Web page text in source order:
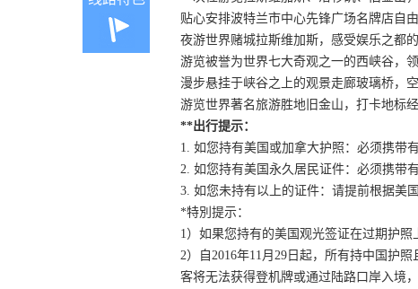
贴心安排波特兰市中心先锋广场名牌店自
夜游世界赌城拉斯维加斯，感受娱乐之都的
游览被誉为世界七大奇观之一的西峡谷，
漫步悬挂于峡谷之上的观景走廊玻璃桥，
游览世界著名旅游胜地旧金山，打卡地标
**出行提示：
1. 如您持有美国或加拿大护照：必须携带
2. 如您持有美国永久居民证件：必须携带
3. 如您未持有以上的证件：请提前根据美
*特別提示：
1）如果您持有的美国观光签证在过期护
2）自2016年11月29日起，所有持中国护
客将无法获得登机牌或通过陆路口岸入境，